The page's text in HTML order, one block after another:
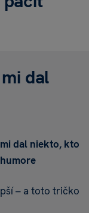
dal
dal niekto, kto
– a toto tričko